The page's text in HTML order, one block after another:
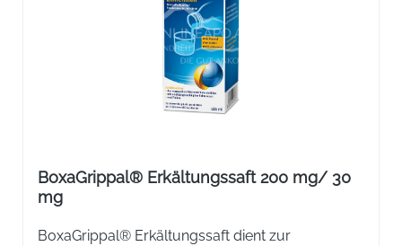
BoxaGrippal® Erkältungssaft 200 mg/ 30
mg
BoxaGrippal® Erkältungssaft dient zur